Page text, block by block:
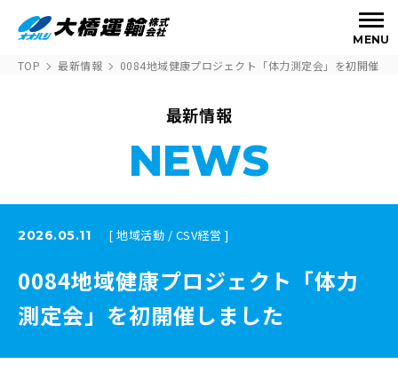
MENU
TOP 最新情報 0084地域健康プロジェクト「体力測定会」を初開催し
最新情報
NEWS
2026.05.11 [ 地域活動 / CSV経営 ]
0084地域健康プロジェクト「体力
測定会」を初開催しました